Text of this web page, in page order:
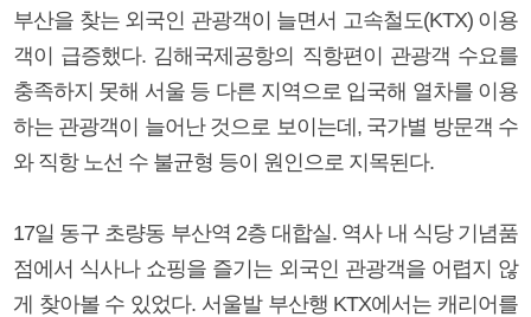
부산을 찾는 외국인 관광객이 늘면서 고속철도(KTX) 이용
객이 급증했다. 김해국제공항의 직항편이 관광객 수요를
충족하지 못해 서울 등 다른 지역으로 입국해 열차를 이용
하는 관광객이 늘어난 것으로 보이는데, 국가별 방문객 수
와 직항 노선 수 불균형 등이 원인으로 지목된다.
17일 동구 초량동 부산역 2층 대합실. 역사 내 식당 기념품
점에서 식사나 쇼핑을 즐기는 외국인 관광객을 어렵지 않
게 찾아볼 수 있었다. 서울발 부산행 KTX에서는 캐리어를